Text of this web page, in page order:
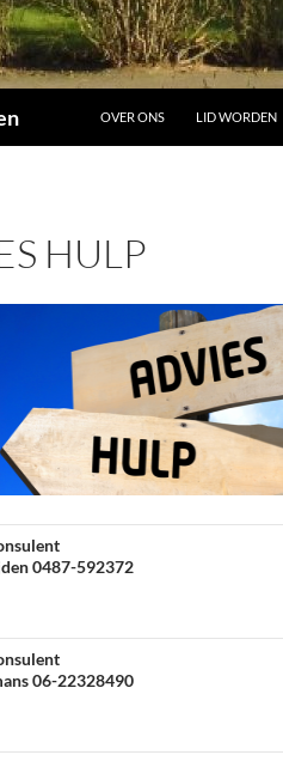
OVER ONS LID WORDEN
HULP
0487-592372
06-22328490